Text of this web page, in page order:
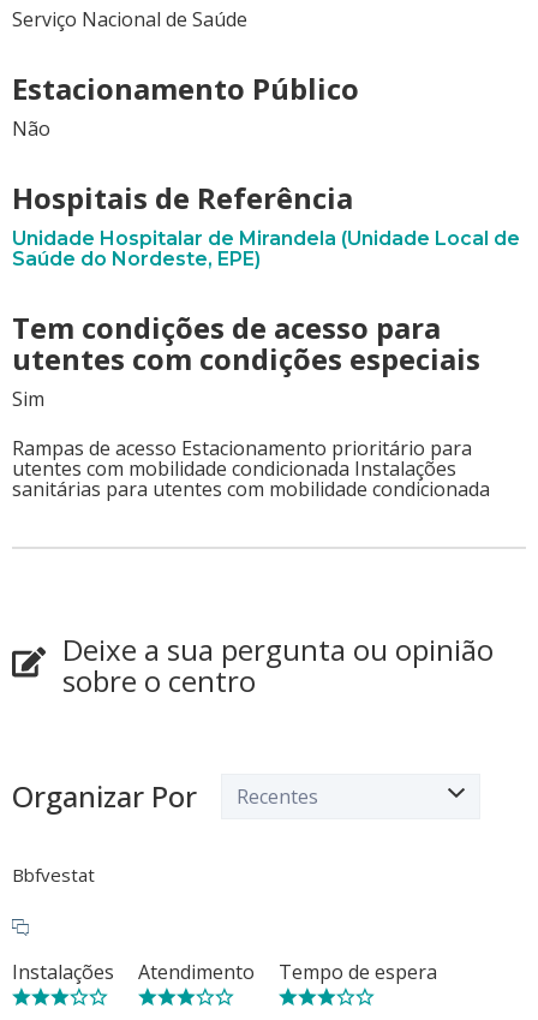
Serviço Nacional de Saúde
Estacionamento Público
Não
Hospitais de Referência
Unidade Hospitalar de Mirandela (Unidade Local de
Saúde do Nordeste, EPE)
Tem condições de acesso para
utentes com condições especiais
Sim
Rampas de acesso Estacionamento prioritário para
utentes com mobilidade condicionada Instalações
sanitárias para utentes com mobilidade condicionada
Deixe a sua pergunta ou opinião
sobre o centro
Organizar Por
Bbfvestat
Instalações Atendimento Tempo de espera